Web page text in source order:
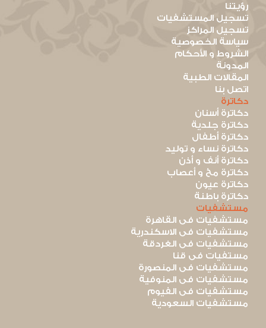
رؤيتنا
تسجيل المستشفيات
تسجيل المراكز
سياسة الخصوصية
الشروط و الأحكام
المدونة
المقالات الطبية
اتصل بنا
دكاترة
دكاترة أسنان
دكاترة جلدية
دكاترة أطفال
دكاترة نساء و توليد
دكاترة أنف و أذن
دكاترة مخ و أعصاب
دكاترة عيون
دكاترة باطنة
مستشفيات
مستشفيات فى القاهرة
مستشفيات فى الاسكندرية
مستشفيات فى الغردقة
مستفيات فى قنا
مستشفيات فى المنصورة
مستشفيات فى المنوفية
مستشفيات فى الفيوم
مستشفيات السعودية